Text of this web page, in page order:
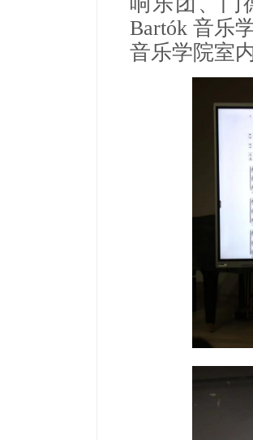
Bartók 音乐
音乐学院室